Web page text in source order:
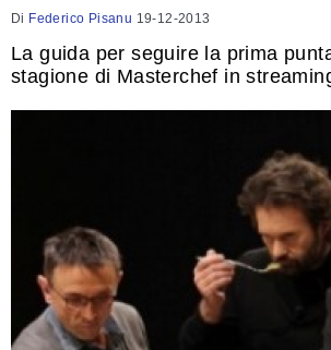
Di Federico Pisanu 19-12-2013
La guida per seguire la prima
stagione di Masterchef in